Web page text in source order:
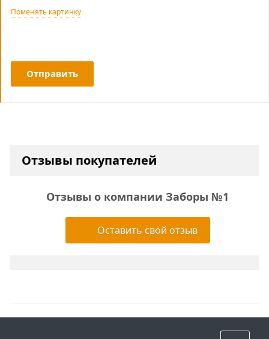
Поменять картинку
Отправить
Отзывы покупателей
Отзывы о компании Заборы №1
Оставить свой отзыв